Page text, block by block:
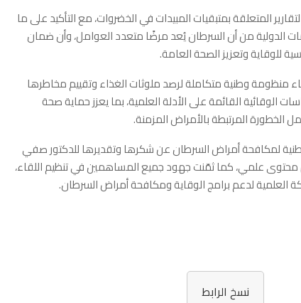
المتعلقة بمتبقيات المبيدات في الخضروات، مع التأكيد على ما
الدولية من أن السرطان يُعد مرضًا متعدد العوامل، وأن ضمان
للوقاية وتعزيز الصحة العامة.
منظومة وطنية متكاملة لرصد ملوثات الغذاء وتقييم مخاطرها
الوقائية القائمة على الأدلة العلمية، بما يعزز حماية صحة
المرتبطة بالأمراض المزمنة.
لمكافحة أمراض السرطان عن شكرها وتقديرها للدكتور صفي
محتوى علمي، كما ثمّنت جهود جميع المساهمين في تنظيم اللقاء،
العلمية لدعم برامج الوقاية ومكافحة أمراض السرطان.
نسخ الرابط